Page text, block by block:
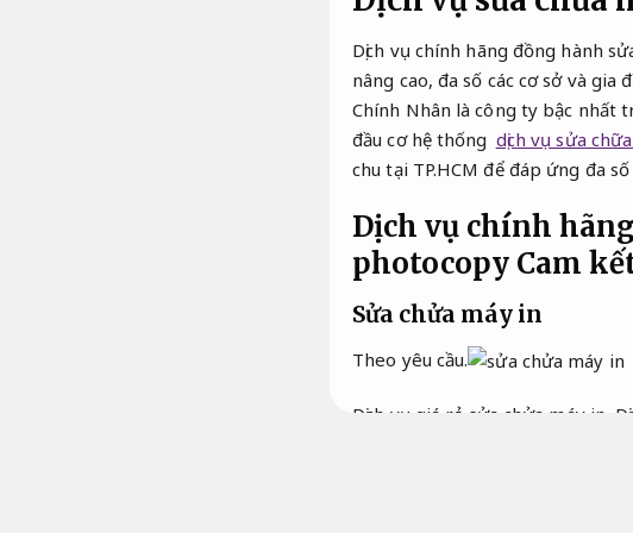
Dịch vụ chính hãng đồng hành
nâng cao, đa số các cơ sở và
Chính Nhân là công ty bậc nhất
đầu cơ hệ thống dịch vụ sửa
chu tại TP.HCM để đáp ứng đa
Dịch vụ chính
photocopy Cam
Sửa chửa máy in
Theo yêu cầu.
Dịch vụ giá rẻ sửa chửa máy in,